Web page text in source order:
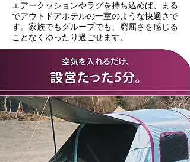
エアークッションやラグを持ち込めば、まる
でアウトドアホテルの一室のような快適さで
す。家族でもグループでも、窮屈さを感じる
ことなくゆったり過ごせます。